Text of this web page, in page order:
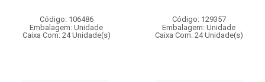
Código: 106486
Embalagem: Unidade
Caixa Com: 24 Unidade(s)
Código: 129357
Embalagem: Unidade
Caixa Com: 24 Unidade(s)